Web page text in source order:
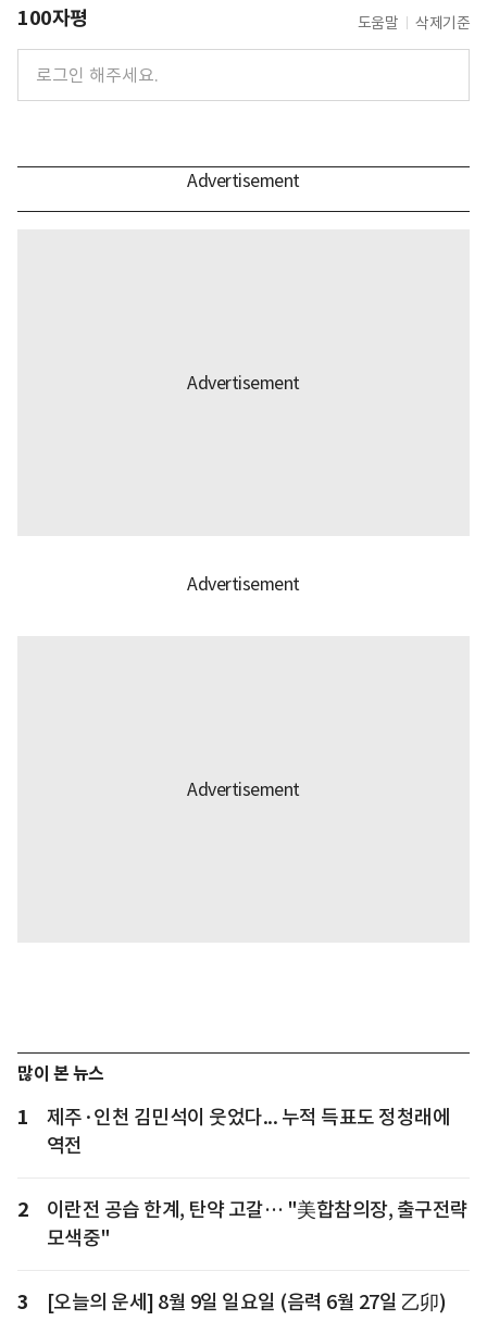
100자평 도움말 삭제기준
많이 본 뉴스
1
제주·인천 김민석이 웃었다... 누적 득표도 정청래에
역전
2
이란전 공습 한계, 탄약 고갈… "美합참의장, 출구전략
모색중"
3 [오늘의 운세] 8월 9일 일요일 (음력 6월 27일 乙卯)